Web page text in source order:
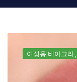
여성용 비아그라